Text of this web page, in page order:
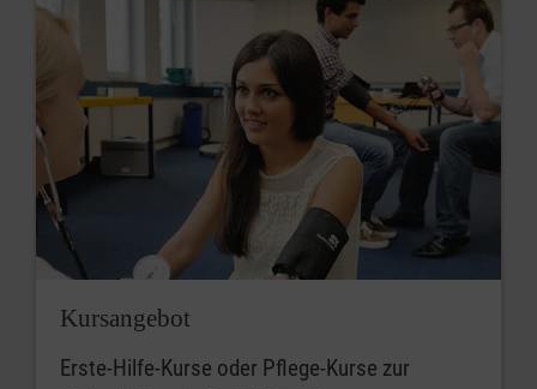
Kursangebot
Erste-Hilfe-Kurse oder Pflege-Kurse zur